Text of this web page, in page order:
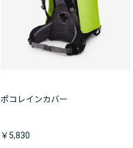
ポコレインカバー
￥5,830